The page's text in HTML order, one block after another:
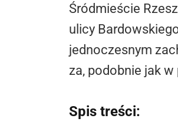
Śródmieście
ulicy
jednoczesnym
za, podobnie jak
Spis treści: